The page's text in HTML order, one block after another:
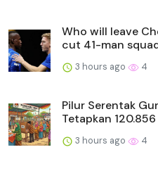
Who will leave
cut 41-man
3 hours ago 4
Pilur Serentak
Tetapkan 120.856
3 hours ago 4